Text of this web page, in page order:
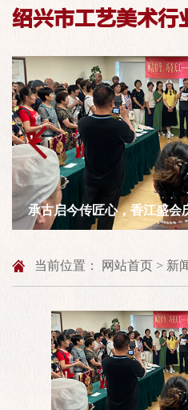
绍兴市工艺美术行
承古启今传匠心，香江盛会
—— 绍兴传统手工艺品香港
当前位置：
网站首页 > 新